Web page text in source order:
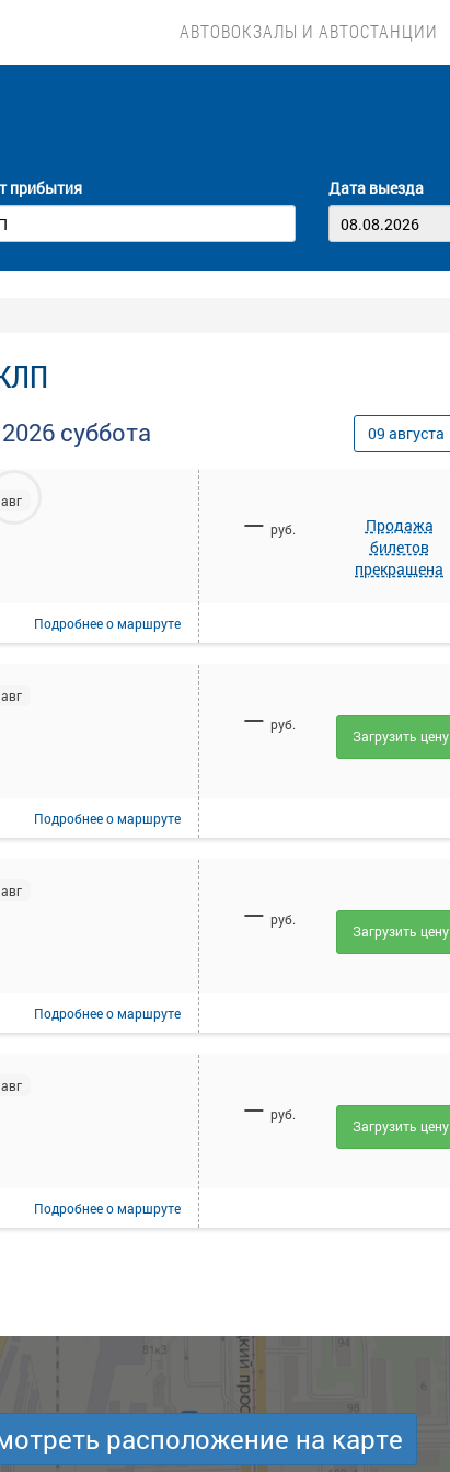
АВТОВОКЗАЛЫ И АВТОСТАНЦИИ
прибытия Дата выезда
2026 суббота 09 августа
Подробнеео маршруте
— руб.
Продажа
билетов
прекращена
Подробнеео маршруте
— руб.
Загрузить цену
Подробнеео маршруте
— руб.
Загрузить цену
Подробнеео маршруте
— руб.
Загрузить цену
расположение на карте